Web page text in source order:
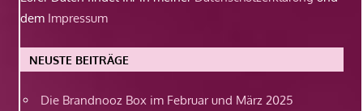
dem Impressum
NEUSTE BEITRÄGE
Die Brandnooz Box im Februar und März 2025